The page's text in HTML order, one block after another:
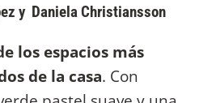
y Daniela Christiansson
los espacios más
de la casa. Con